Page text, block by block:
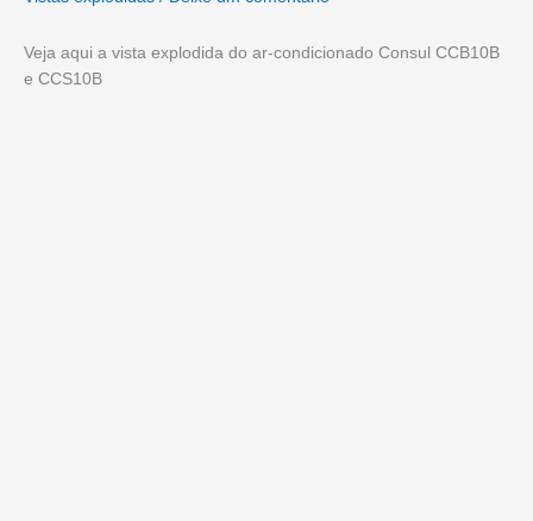
Veja aqui a vista explodida do ar-condicionado Consul CCB10B
e CCS10B